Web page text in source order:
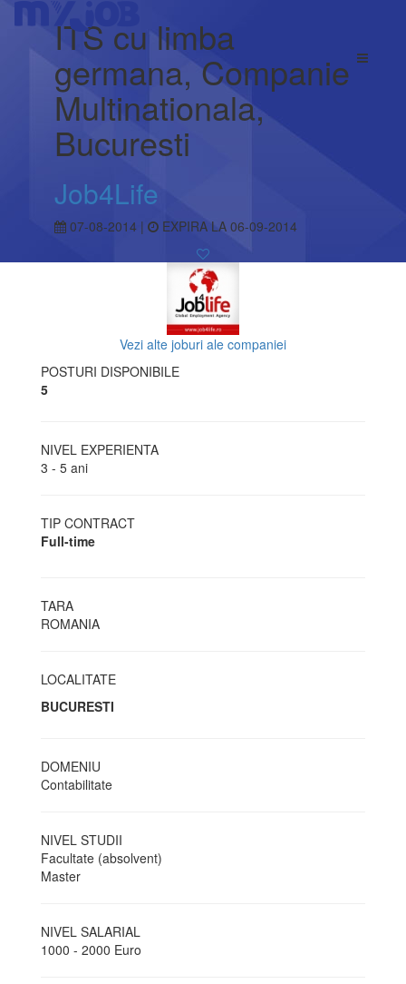
ITS cu limba
germana, Companie
Multinationala,
Bucuresti
Job4Life
07-08-2014 | EXPIRA LA 06-09-2014
Vezi alte joburi ale companiei
POSTURI DISPONIBILE
5
NIVEL EXPERIENTA
3 - 5 ani
TIP CONTRACT
Full-time
TARA
ROMANIA
LOCALITATE
BUCURESTI
DOMENIU
Contabilitate
NIVEL STUDII
Facultate (absolvent)
Master
NIVEL SALARIAL
1000 - 2000 Euro